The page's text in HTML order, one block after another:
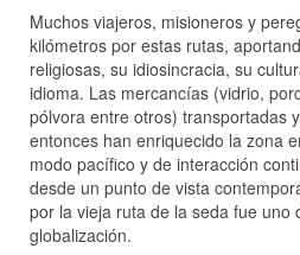
Muchos viajeros, misioneros y
kilómetros por estas rutas,
religiosas, su idiosincracia, su
idioma. Las mercancías (vidrio,
pólvora entre otros) transportadas
entonces han enriquecido la zona
modo pacífico y de interacción
desde un punto de vista
por la vieja ruta de la seda fue uno
globalización.